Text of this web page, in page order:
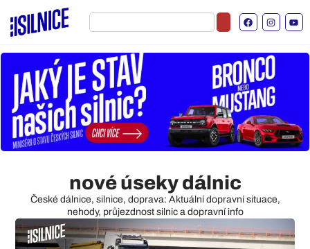
nové úseky dálnic
České dálnice, silnice, doprava: Aktuální dopravní situace,
nehody, průjezdnost silnic a dopravní info